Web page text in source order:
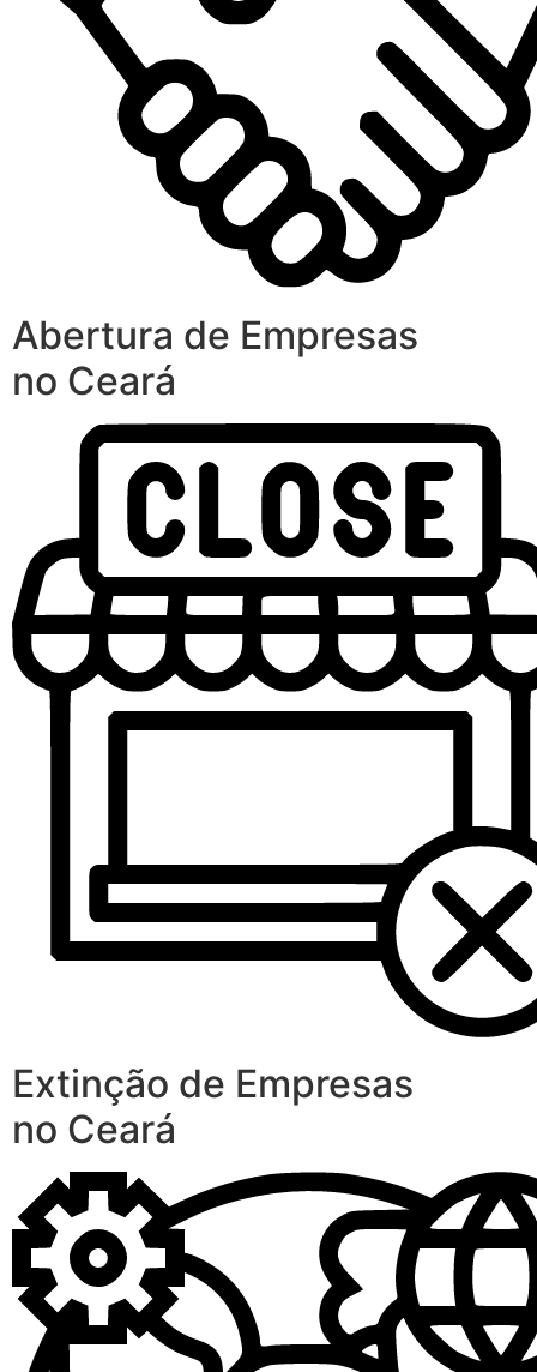
Abertura de Empresas
no Ceará
Extinção de Empresas
no Ceará